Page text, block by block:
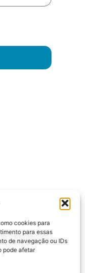
cookies para
para essas
de navegação ou IDs
pode afetar